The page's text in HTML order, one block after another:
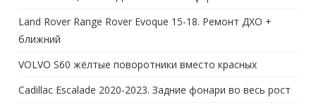
Land Rover Range Rover Evoque 15-18. Ремонт ДХО +
ближний
VOLVO S60 жёлтые поворотники вместо красных
Cadillac Escalade 2020-2023. Задние фонари во весь рост